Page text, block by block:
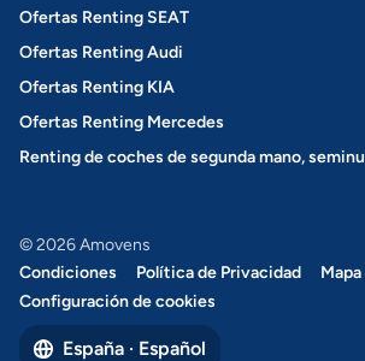
Ofertas Renting SEAT
Ofertas Renting Audi
Ofertas Renting KIA
Ofertas Renting Mercedes
Renting de coches de segunda mano,
© 2026 Amovens
Condiciones
Política de Privacidad
Configuración de cookies
España · Español